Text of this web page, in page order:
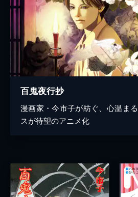
百鬼夜行抄
漫画家・今市子が紡ぐ、心温ま
スが待望のアニメ化